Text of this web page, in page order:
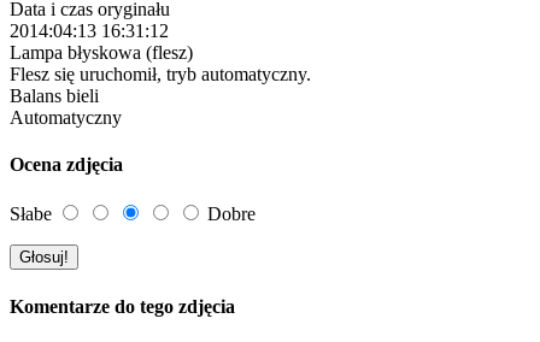
Data i czas oryginału
2014:04:13 16:31:12
Lampa błyskowa (flesz)
Flesz się uruchomił, tryb automatyczny.
Balans bieli
Automatyczny
Ocena zdjęcia
Słabe Dobre
Komentarze do tego zdjęcia